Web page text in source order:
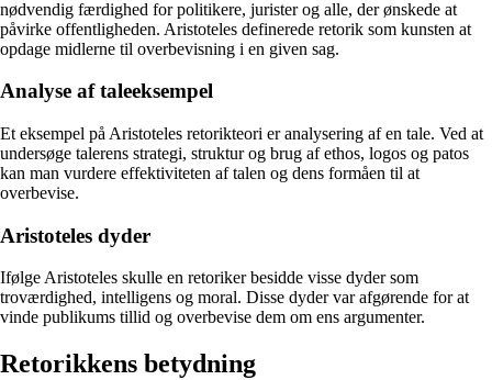
nødvendig færdighed for politikere, jurister og alle, der ønskede at
påvirke offentligheden. Aristoteles definerede retorik som kunsten at
opdage midlerne til overbevisning i en given sag.
Analyse af taleeksempel
Et eksempel på Aristoteles retorikteori er analysering af en tale. Ved at
undersøge talerens strategi, struktur og brug af ethos, logos og patos
kan man vurdere effektiviteten af talen og dens formåen til at
overbevise.
Aristoteles dyder
Ifølge Aristoteles skulle en retoriker besidde visse dyder som
troværdighed, intelligens og moral. Disse dyder var afgørende for at
vinde publikums tillid og overbevise dem om ens argumenter.
Retorikkens betydning